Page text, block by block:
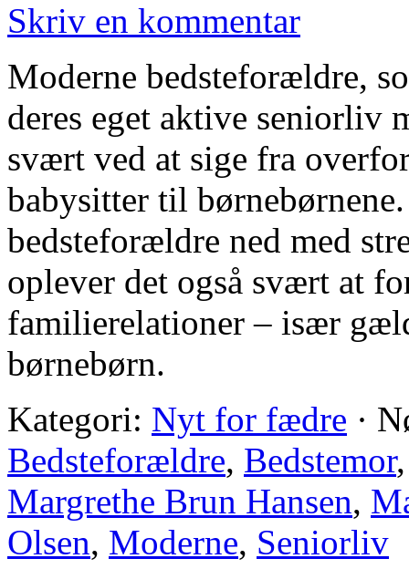
Skriv en kommentar
Moderne bedsteforældre,
deres eget aktive seniorliv
svært ved at sige fra
babysitter til
bedsteforældre ned med
oplever det også svært at
familierelationer – især
børnebørn.
Kategori: Nyt for fædre ·
Bedsteforældre, Bedstemor
Margrethe Brun Hansen,
Olsen, Moderne, Seniorliv